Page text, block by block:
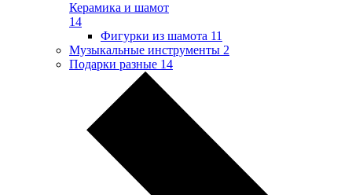
Керамика и шамот
14
Фигурки из шамота 11
Музыкальные инструменты 2
Подарки разные 14